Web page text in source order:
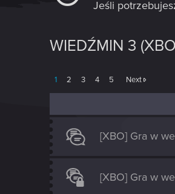
Jeśli
WIEDŹMIN 3
1 2 3 4 5 Next
[XBO] Gra w
[XBO] Gra w